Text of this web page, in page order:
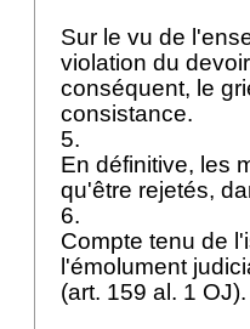
Sur le vu de
violation du
conséquent, le
consistance.
5.
En définitive, les
qu'être rejetés,
6.
Compte tenu de
l'émolument
(art. 159 al. 1 OJ).